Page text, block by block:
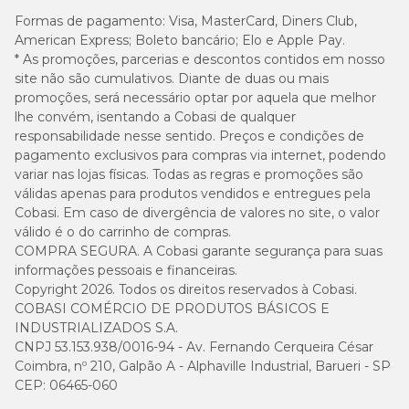
Sim, a areia biodegradável vale a pena para quem busca
praticidade e sustentabilidade nahigiene do gato . Afinal,
os granulados formam bons torrões e ajudam a controlar
odores.
Qual a melhor areia para controlar o odor?
Os granulados de sílica e madeira oferecem um alto poder
de absorção, e por isso, são ótimas opções para os
responsáveis que priorizam o controle de odores.
Diferente de outras areiaspara gatos com cheiro forte
essas alternativas geralmente contêm menos perfumes
adicionados, reduzindo as chances de reações alérgicas.
Qual areia pet para gatos não faz poeira?
Entre as diversas opções deareia sanitária para gatos , o
granulado de madeira costuma ser o que menos produz
Formas de pagamento: Visa, MasterCard, Diners Club,
American Express; Boleto bancário; Elo e Apple Pay.
* As promoções, parcerias e descontos contidos em nosso
site não são cumulativos. Diante de duas ou mais
promoções, será necessário optar por aquela que melhor
lhe convém, isentando a Cobasi de qualquer
responsabilidade nesse sentido. Preços e condições de
pagamento exclusivos para compras via internet, podendo
variar nas lojas físicas. Todas as regras e promoções são
válidas apenas para produtos vendidos e entregues pela
Cobasi. Em caso de divergência de valores no site, o valor
válido é o do carrinho de compras.
COMPRA SEGURA. A Cobasi garante segurança para suas
informações pessoais e financeiras.
Copyright 2026. Todos os direitos reservados à Cobasi.
COBASI COMÉRCIO DE PRODUTOS BÁSICOS E
INDUSTRIALIZADOS S.A.
CNPJ 53.153.938/0016-94 - Av. Fernando Cerqueira César
Coimbra, nº 210, Galpão A - Alphaville Industrial, Barueri - SP
CEP: 06465-060